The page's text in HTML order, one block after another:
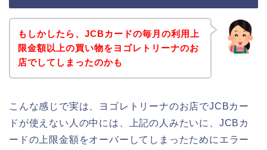
もしかしたら、JCBカードの毎月の利用上
限金額以上の買い物をヨゴレトリーナのお
店でしてしまったのかも
こんな感じで実は、ヨゴレトリーナのお店でJCBカー
ドが使えない人の中には、上記の人みたいに、JCBカ
ードの上限金額をオーバーしてしまったためにエラー